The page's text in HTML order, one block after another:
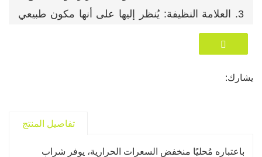
3. العلامة النظيفة: يُنظر إليها على أنها مكون طبيعي
مشتق من العمليات الأنزيمية على النشا، بما يتماشى
مع اتجاهات العلامة النظيفة في تصنيع الأغذية.
يشارك:
تفاصيل المنتج
باعتباره مُحليًا منخفض السعرات الحرارية، يوفر شراب